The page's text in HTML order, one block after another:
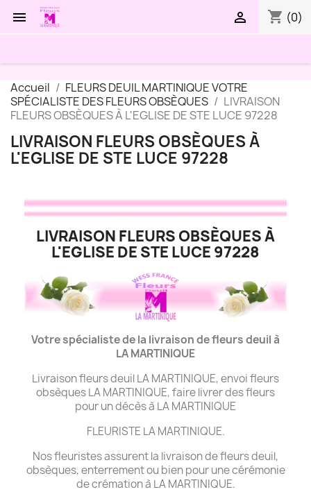
 shopping_cart (0)

Accueil
FLEURS DEUIL MARTINIQUE VOTRE
SPÉCIALISTE DES FLEURS OBSÈQUES
LIVRAISON
FLEURS OBSÈQUES À L'EGLISE DE STE LUCE 97228
LIVRAISON FLEURS OBSÈQUES À
L'EGLISE DE STE LUCE 97228
LIVRAISON FLEURS OBSÈQUES À
L'EGLISE DE STE LUCE 97228
Votre spécialiste de la livraison de fleurs deuil à
LA MARTINIQUE
Livraison fleurs deuil LA MARTINIQUE, envoi fleurs
obsèques LA MARTINIQUE, faire livrer des fleurs
pour un décès à LA MARTINIQUE
FLEURISTE LA MARTINIQUE.
Nos fleuristes assurent la livraison de fleurs deuil,
obsèques, enterrement ou bien pour une cérémonie
de crémation à LA MARTINIQUE.